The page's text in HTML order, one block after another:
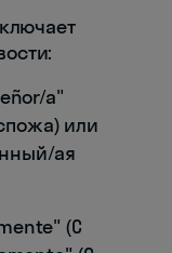
a"
или
ая
(С